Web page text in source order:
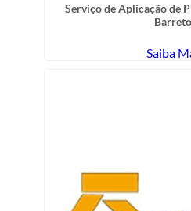
Serviço de Aplicação de
Saiba